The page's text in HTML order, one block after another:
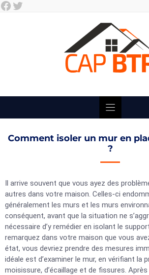
Skip
Facebook Twitter
Comment isoler un mur en
?
Il arrive souvent que vous ayez des
autres dans votre maison. Celles-ci
généralement les murs et les murs
conséquent, avant que la situation ne
nécessaire d’y remédier en isolant le
remarquez dans votre maison que vous
état, vous devriez prendre des mesures
idéale est d’examiner le mur, en vérifiant la
moisissure, d’écaillage et de fissures.